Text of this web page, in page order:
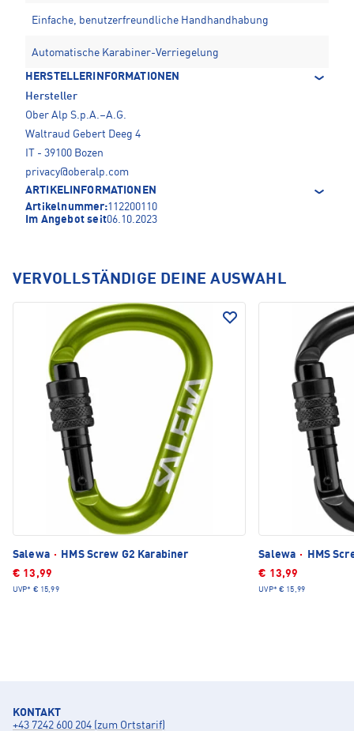
Einfache, benutzerfreundliche Handhandhabung
Automatische Karabiner-Verriegelung
HERSTELLERINFORMATIONEN
Hersteller
Ober Alp S.p.A.–A.G.
Waltraud Gebert Deeg 4
IT - 39100 Bozen
privacy@oberalp.com
ARTIKELINFORMATIONEN
Artikelnummer:112200110
Im Angebot seit06.10.2023
VERVOLLSTÄNDIGE DEINE AUSWAHL
Salewa ·
HMS Screw G2 Karabiner
€ 13,99
UVP* € 15,99
Salewa ·
HMS
€ 13,99
UVP* € 15,99
KONTAKT
+43 7242 600 204 (zum Ortstarif)